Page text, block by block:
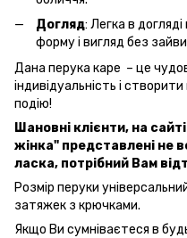
Догляд: Легка в
форму і вигляд без
Дана перука каре – це
індивідуальність і
подію!
Шановні клієнти, на
жінка" представлені не
ласка, потрібний Вам
Розмір перуки
затяжек з крючками.
Якщо Ви сумніваєтеся в